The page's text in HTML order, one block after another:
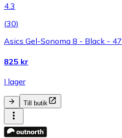
4.3
(30)
Asics Gel-Sonoma 8 - Black - 47
825 kr
I lager
Till butik